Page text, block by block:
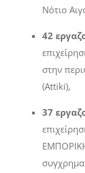
Νότιο
42
στην
(Attiki),
37